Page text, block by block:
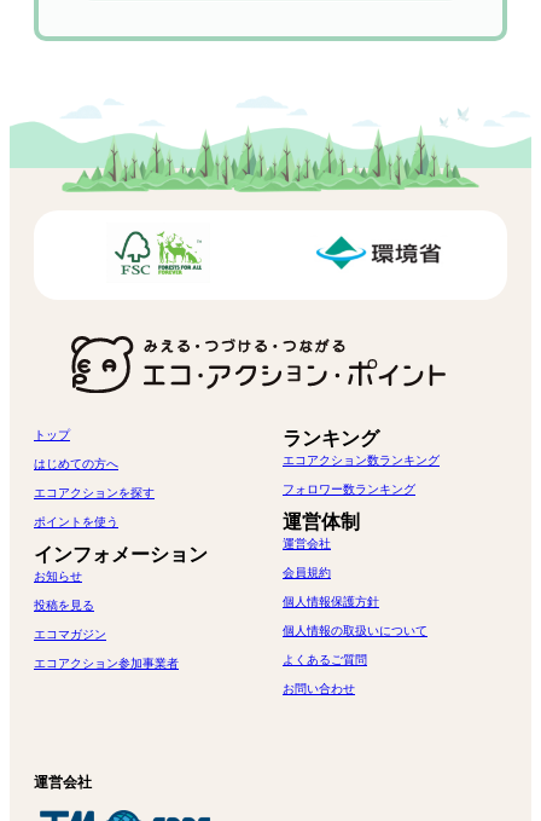
トップ
はじめての方へ
エコアクションを探す
ポイントを使う
インフォメーション
お知らせ
投稿を見る
エコマガジン
エコアクション参加事業者
ランキング
エコアクション数ランキング
フォロワー数ランキング
運営体制
運営会社
会員規約
個人情報保護方針
個人情報の取扱いについて
よくあるご質問
お問い合わせ
運営会社